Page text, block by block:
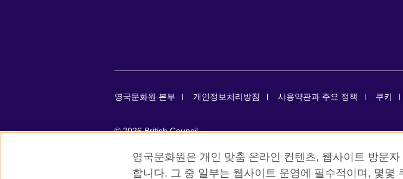
영국문화원 본부 개인정보처리방침 사용약관과 주요 정책 쿠키
© 2026 British Council
SC037733 (Scotland)
영국문화원은 개인 맞춤 온라인 컨텐츠, 웹사이트 방문
합니다. 그 중 일부는 웹사이트 운영에 필수적이며, 몇